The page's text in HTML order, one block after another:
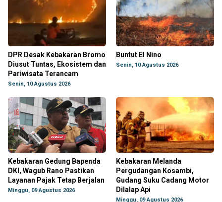
DPR Desak Kebakaran Bromo
Diusut Tuntas, Ekosistem dan
Pariwisata Terancam
Senin, 10 Agustus 2026
Buntut El Nino
Senin, 10 Agustus 2026
Kebakaran Gedung Bapenda
DKI, Wagub Rano Pastikan
Layanan Pajak Tetap Berjalan
Minggu, 09 Agustus 2026
Kebakaran Melanda
Pergudangan Kosambi,
Gudang Suku Cadang Motor
Dilalap Api
Minggu, 09 Agustus 2026